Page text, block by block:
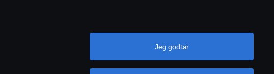
Jeg godtar